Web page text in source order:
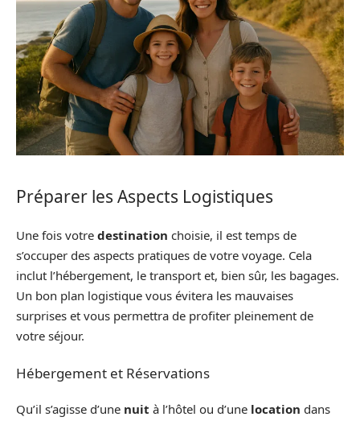
Préparer les Aspects Logistiques
Une fois votre destination choisie, il est temps de
s’occuper des aspects pratiques de votre voyage. Cela
inclut l’hébergement, le transport et, bien sûr, les bagages.
Un bon plan logistique vous évitera les mauvaises
surprises et vous permettra de profiter pleinement de
votre séjour.
Hébergement et Réservations
Qu’il s’agisse d’une nuit à l’hôtel ou d’une location dans